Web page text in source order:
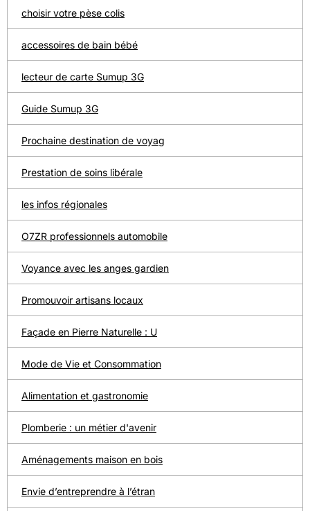
choisir votre pèse colis
accessoires de bain bébé
lecteur de carte Sumup 3G
Guide Sumup 3G
Prochaine destination de voyag
Prestation de soins libérale
les infos régionales
O7ZR professionnels automobile
Voyance avec les anges gardien
Promouvoir artisans locaux
Façade en Pierre Naturelle : U
Mode de Vie et Consommation
Alimentation et gastronomie
Plomberie : un métier d'avenir
Aménagements maison en bois
Envie d’entreprendre à l’étran